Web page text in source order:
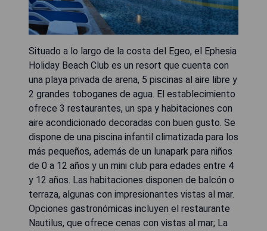
Situado a lo largo de la costa del Egeo, el Ephesia
Holiday Beach Club es un resort que cuenta con
una playa privada de arena, 5 piscinas al aire libre y
2 grandes toboganes de agua. El establecimiento
ofrece 3 restaurantes, un spa y habitaciones con
aire acondicionado decoradas con buen gusto. Se
dispone de una piscina infantil climatizada para los
más pequeños, además de un lunapark para niños
de 0 a 12 años y un mini club para edades entre 4
y 12 años. Las habitaciones disponen de balcón o
terraza, algunas con impresionantes vistas al mar.
Opciones gastronómicas incluyen el restaurante
Nautilus, que ofrece cenas con vistas al mar; La